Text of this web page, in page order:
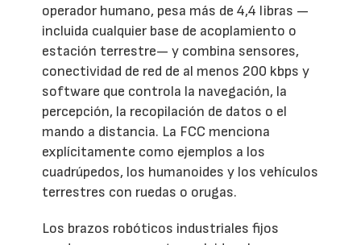
operador humano, pesa más de 4,4 libras —
incluida cualquier base de acoplamiento o
estación terrestre— y combina sensores,
conectividad de red de al menos 200 kbps y
software que controla la navegación, la
percepción, la recopilación de datos o el
mando a distancia. La FCC menciona
explícitamente como ejemplos a los
cuadrúpedos, los humanoides y los vehículos
terrestres con ruedas o orugas.
Los brazos robóticos industriales fijos